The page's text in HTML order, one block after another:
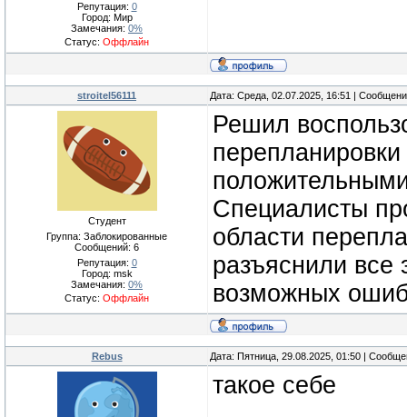
Репутация: 0
Город: Мир
Замечания: 0%
Статус: Оффлайн
stroitel56111 Дата: Среда, 02.07.2025, 16:51 |
Студент
Группа: Заблокированные
Сообщений: 6
Репутация: 0
Город: msk
Замечания: 0%
Статус: Оффлайн
Решил
Специалисты
области
разъяснили все
возможных
Rebus Дата: Пятница, 29.08.2025, 01:50 |
такое себе